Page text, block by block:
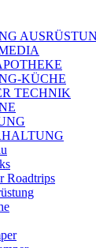
KÜCHE
TECHNIK
Roadtrips